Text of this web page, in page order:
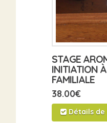
STAGE
INITIATION
FAMILIALE
38.00€
Détails